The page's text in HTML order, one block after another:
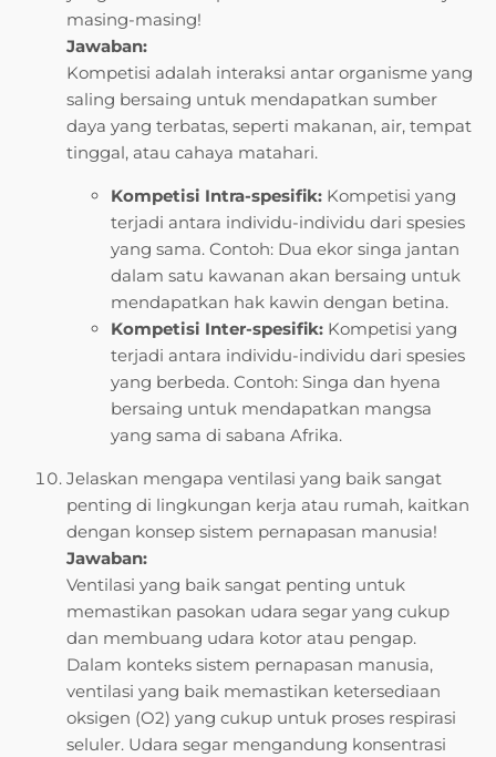
masing-masing!
Jawaban:
Kompetisi adalah interaksi antar organisme yang
saling bersaing untuk mendapatkan sumber
daya yang terbatas, seperti makanan, air, tempat
tinggal, atau cahaya matahari.
Kompetisi Intra-spesifik: Kompetisi yang
terjadi antara individu-individu dari spesies
yang sama. Contoh: Dua ekor singa jantan
dalam satu kawanan akan bersaing untuk
mendapatkan hak kawin dengan betina.
Kompetisi Inter-spesifik: Kompetisi yang
terjadi antara individu-individu dari spesies
yang berbeda. Contoh: Singa dan hyena
bersaing untuk mendapatkan mangsa
yang sama di sabana Afrika.
Jelaskan mengapa ventilasi yang baik sangat
penting di lingkungan kerja atau rumah, kaitkan
dengan konsep sistem pernapasan manusia!
Jawaban:
Ventilasi yang baik sangat penting untuk
memastikan pasokan udara segar yang cukup
dan membuang udara kotor atau pengap.
Dalam konteks sistem pernapasan manusia,
ventilasi yang baik memastikan ketersediaan
oksigen (O2) yang cukup untuk proses respirasi
seluler. Udara segar mengandung konsentrasi